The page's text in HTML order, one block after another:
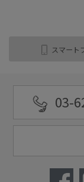
スマート
03-